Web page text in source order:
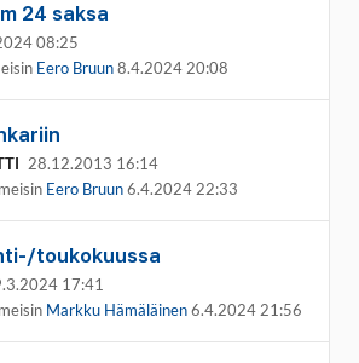
24 saksa
08:25
Eero Bruun8.4.2024 20:08
28.12.2013 16:14
Eero Bruun6.4.2024 22:33
toukokuussa
17:41
Markku Hämäläinen6.4.2024 21:56